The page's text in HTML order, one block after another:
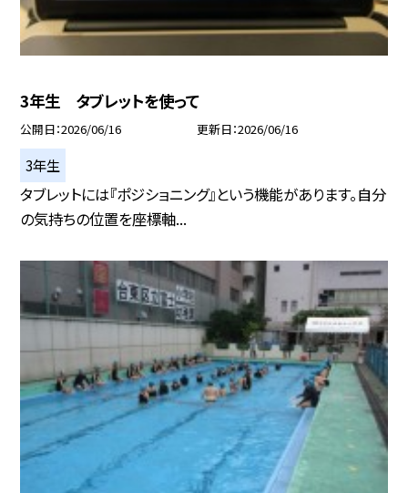
3年生 タブレットを使って
公開日 2026/06/16 更新日 2026/06/16
3年生
タブレットには『ポジショニング』という機能があります。自分
の気持ちの位置を座標軸...